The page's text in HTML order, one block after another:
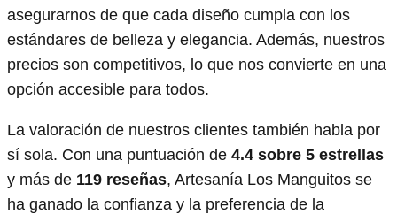
asegurarnos de que cada diseño cumpla con los
estándares de belleza y elegancia. Además, nuestros
precios son competitivos, lo que nos convierte en una
opción accesible para todos.
La valoración de nuestros clientes también habla por
sí sola. Con una puntuación de 4.4 sobre 5 estrellas
y más de 119 reseñas, Artesanía Los Manguitos se
ha ganado la confianza y la preferencia de la